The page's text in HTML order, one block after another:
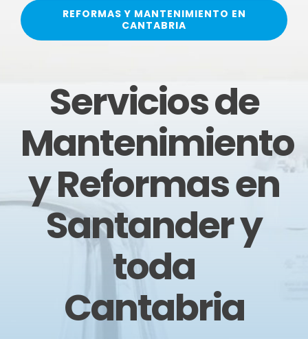
REFORMAS Y MANTENIMIENTO EN
CANTABRIA
Servicios de
Mantenimiento
y Reformas en
Santander y
toda
Cantabria